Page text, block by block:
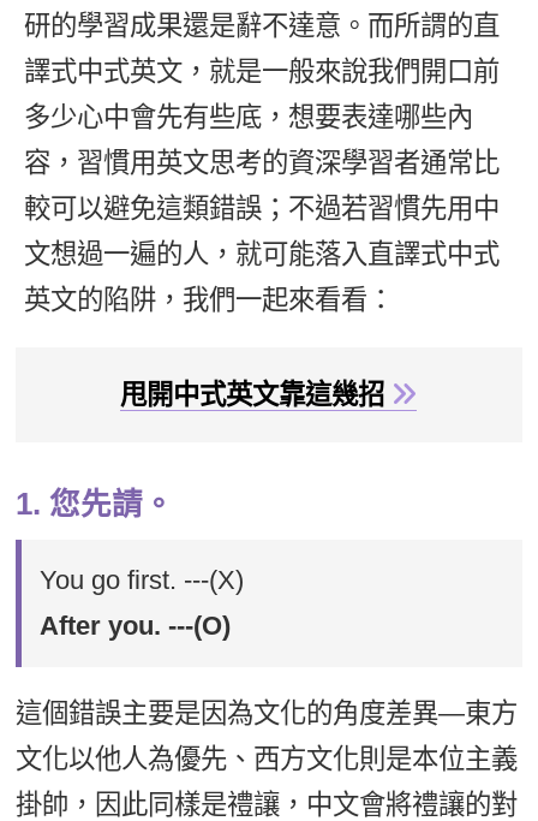
Cengage TED Talks
CNN聽力強化
新聞英文
研的學習成果還是辭不達意。而所謂的直
譯式中式英文，就是一般來說我們開口前
多少心中會先有些底，想要表達哪些內
容，習慣用英文思考的資深學習者通常比
較可以避免這類錯誤；不過若習慣先用中
文想過一遍的人，就可能落入直譯式中式
英文的陷阱，我們一起來看看：
甩開中式英文靠這幾招
1. 您先請。
You go first. ---(X)
After you. ---(O)
這個錯誤主要是因為文化的角度差異—東方
文化以他人為優先、西方文化則是本位主義
掛帥，因此同樣是禮讓，中文會將禮讓的對